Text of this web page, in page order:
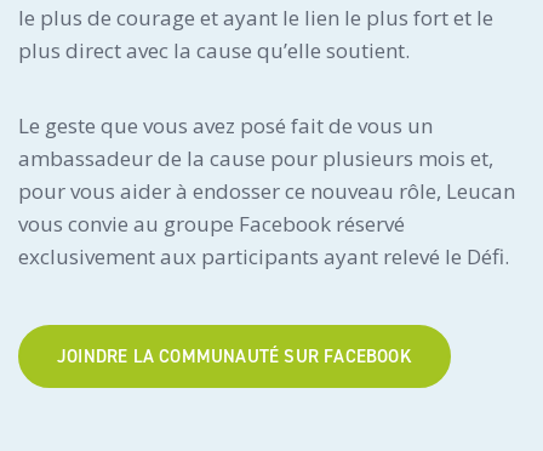
le plus de courage et ayant le lien le plus fort et le
plus direct avec la cause qu’elle soutient.
Le geste que vous avez posé fait de vous un
ambassadeur de la cause pour plusieurs mois et,
pour vous aider à endosser ce nouveau rôle, Leucan
vous convie au groupe Facebook réservé
exclusivement aux participants ayant relevé le Défi.
JOINDRE LA COMMUNAUTÉ SUR FACEBOOK